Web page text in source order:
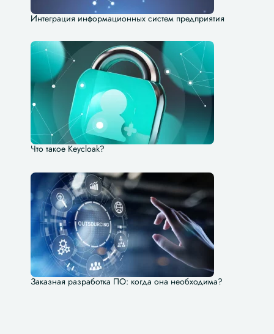
Интеграция информационных систем предприятия
Что такое Keycloak?
Заказная разработка ПО: когда она необходима?